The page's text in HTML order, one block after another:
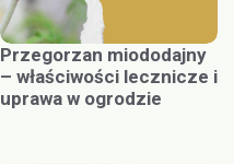
Przegorzan miododajny
– właściwości lecznicze i
uprawa w ogrodzie